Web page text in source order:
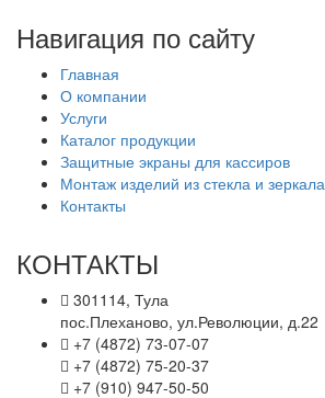
Навигация по сайту
Главная
О компании
Услуги
Каталог продукции
Защитные экраны для кассиров
Монтаж изделий из стекла и зеркала
Контакты
КОНТАКТЫ
301114, Тула
пос.Плеханово, ул.Революции, д.22
+7 (4872) 73-07-07
+7 (4872) 75-20-37
+7 (910) 947-50-50